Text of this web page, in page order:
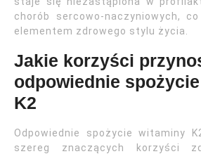
chorób sercowo-naczyniowych,
elementem zdrowego stylu życia.
Jakie korzyści
odpowiednie
K2
Odpowiednie spożycie witaminy
szereg znaczących korzyści